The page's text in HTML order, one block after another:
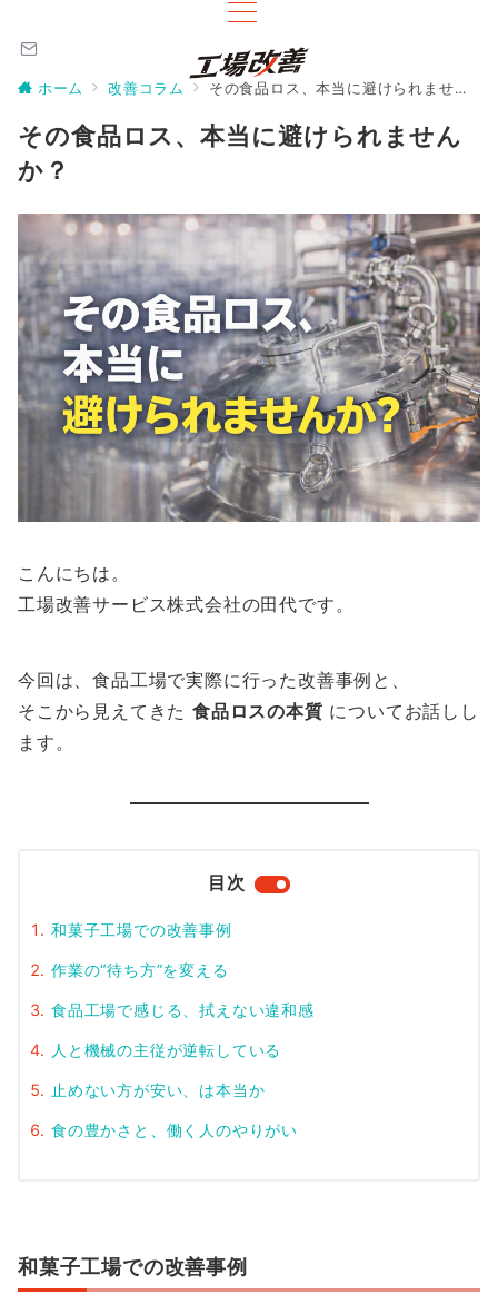
ホーム 改善コラム その食品ロス、本当に避けられませんか？
その食品ロス、本当に避けられません
か？
こんにちは。
工場改善サービス株式会社の田代です。
今回は、食品工場で実際に行った改善事例と、
そこから見えてきた 食品ロスの本質 についてお話しし
ます。
目次
和菓子工場での改善事例
作業の“待ち方”を変える
食品工場で感じる、拭えない違和感
人と機械の主従が逆転している
止めない方が安い、は本当か
食の豊かさと、働く人のやりがい
和菓子工場での改善事例